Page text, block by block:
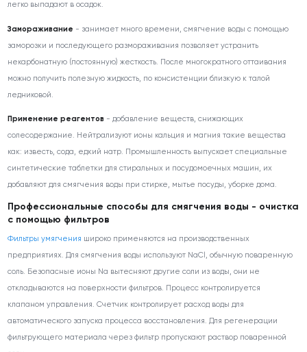
легко выпадают в осадок.
Замораживание - занимает много времени, смягчение воды с помощью
заморозки и последующего размораживания позволяет устранить
некарбонатную (постоянную) жесткость. После многократного оттаивания
можно получить полезную жидкость, по консистенции близкую к талой
ледниковой.
Применение реагентов - добавление веществ, снижающих
солесодержание. Нейтрализуют ионы кальция и магния такие вещества
как: известь, сода, едкий натр. Промышленность выпускает специальные
синтетические таблетки для стиральных и посудомоечных машин, их
добавляют для смягчения воды при стирке, мытье посуды, уборке дома.
Профессиональные способы для смягчения воды - очистка
с помощью фильтров
Фильтры умягчения широко применяются на производственных
предприятиях. Для смягчения воды используют NaCl, обычную поваренную
соль. Безопасные ионы Na вытесняют другие соли из воды, они не
откладываются на поверхности фильтров. Процесс контролируется
клапаном управления. Счетчик контролирует расход воды для
автоматического запуска процесса восстановления. Для регенерации
фильтрующего материала через фильтр пропускают раствор поваренной